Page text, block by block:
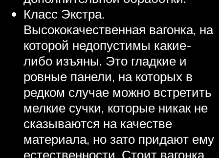
Класс Экстра.
Высококачественная вагонка, на
которой недопустимы какие-
либо изъяны. Это гладкие и
ровные панели, на которых в
редком случае можно встретить
мелкие сучки, которые никак не
сказываются на качестве
материала, но зато придают ему
естественности. Стоит вагонка